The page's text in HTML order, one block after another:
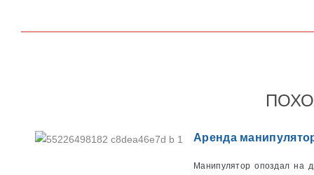
Аренда
Манипулятор опоздал на